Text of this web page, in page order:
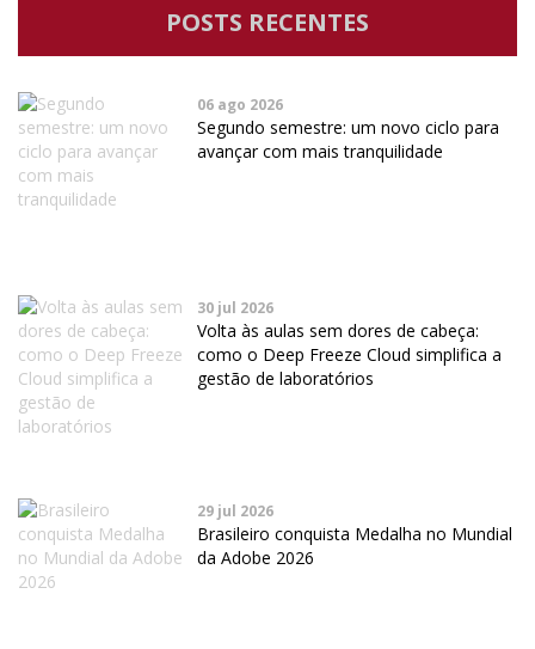
POSTS RECENTES
06 ago 2026
Segundo semestre: um novo ciclo para
avançar com mais tranquilidade
30 jul 2026
Volta às aulas sem dores de cabeça:
como o Deep Freeze Cloud simplifica a
gestão de laboratórios
29 jul 2026
Brasileiro conquista Medalha no Mundial
da Adobe 2026